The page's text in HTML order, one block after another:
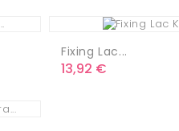
Fixing Lac...
Precio
13,92 €